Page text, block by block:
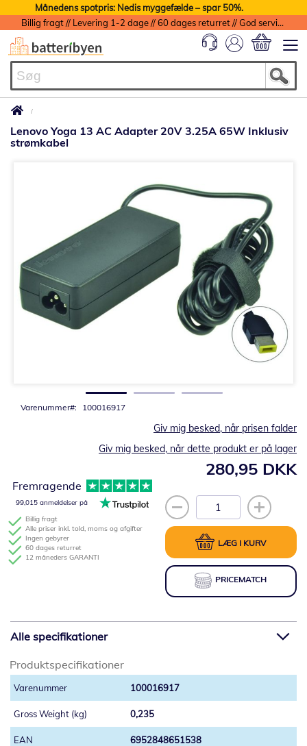
Månedens spotpris: Nedis myggefælde – spar 50%.
Billig fragt // Levering 1-2 dage // 60 dages returret // God service med garanti
Lenovo Yoga 13 AC Adapter 20V 3.25A 65W Inklusiv
strømkabel
Varenummer 100016917
280,95 DKK
Giv mig besked, når prisen falder
Giv mig besked, når dette produkt er på lager
LÆG I KURV
PRICEMATCH
Billig fragt
Alle priser inkl. told, moms og afgifter
Ingen gebyrer
60 dages returret
12 måneders GARANTI
Fremragende
99,015 anmeldelser på
Alle specifikationer
Produktspecifikationer
100016917
0,235
6952848651538